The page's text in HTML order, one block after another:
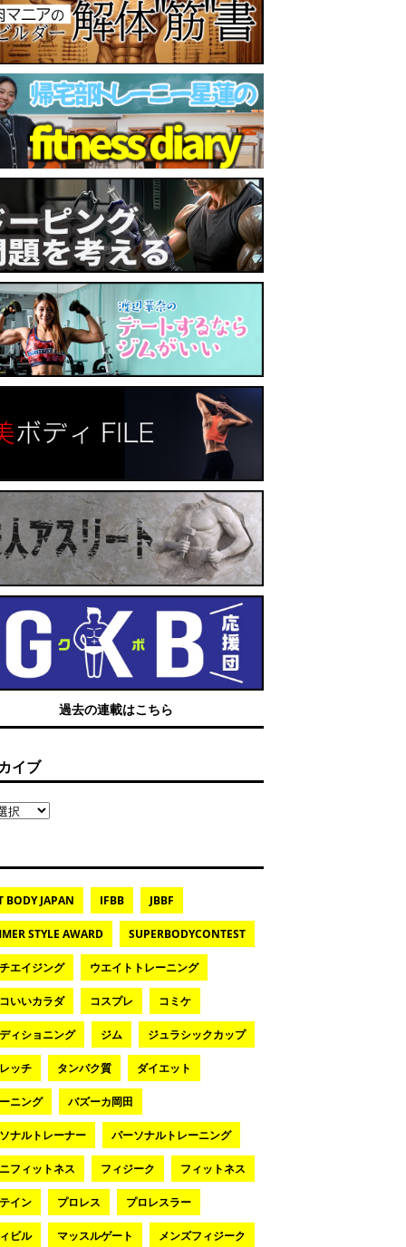
過去の連載はこちら
イブ
BODY JAPAN IFBB JBBF
STYLE AWARD SUPERBODYCONTEST
エイジング ウエイトトレーニング
いいカラダ コスプレ コミケ
ィショニング ジム ジュラシックカップ
ッチ タンパク質 ダイエット
ニング バズーカ岡田
ナルトレーナー パーソナルトレーニング
フィットネス フィジーク フィットネス
イン プロレス プロレスラー
ビル マッスルゲート メンズフィジーク